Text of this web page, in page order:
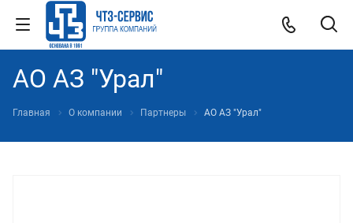
АО АЗ "Урал"
Главная О компании Партнеры АО АЗ "Урал"